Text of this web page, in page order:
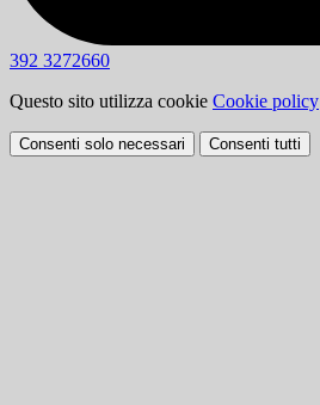
392 3272660
Questo sito utilizza cookie Cookie policy
Consenti solo necessari Consenti tutti